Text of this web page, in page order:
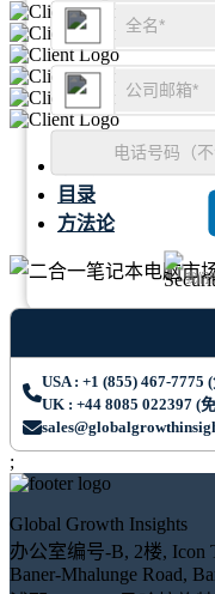
目录
方法论
我们
USA : +1 (855) 467-7775
UK : +44 8085 022397 (
;
Global Growth Insights
办公室编号-B, 2楼, Icon
Baner-Mhalunge Road,